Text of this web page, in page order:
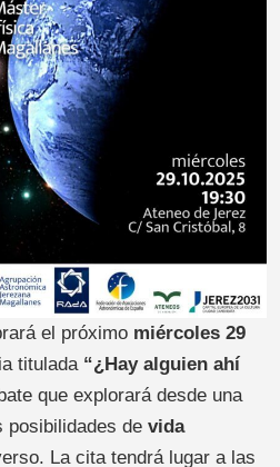
el próximo miércoles 29
titulada “¿Hay alguien ahí
que explorará desde una
posibilidades de vida
La cita tendrá lugar a las